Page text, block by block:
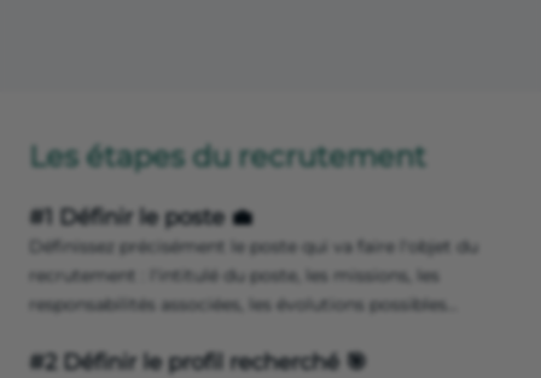
Les étapes du recrutement
#1 Définir le poste 💼
Définissez précisément le poste qui va faire l'objet du
recrutement : l'intitulé du poste, les missions, les
responsabilités associées, les évolutions possibles…
#2 Définir le profil recherché 🎯